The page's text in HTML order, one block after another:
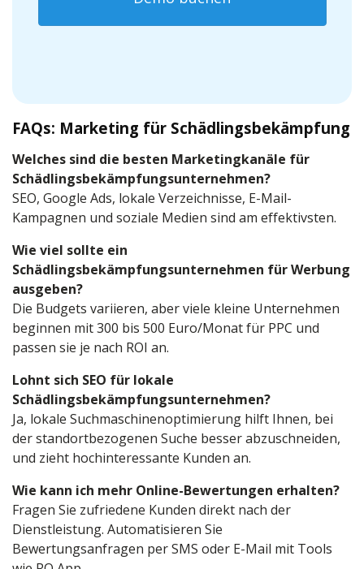
FAQs: Marketing für Schädlingsbekämpfung
Welches sind die besten Marketingkanäle für
Schädlingsbekämpfungsunternehmen?
SEO, Google Ads, lokale Verzeichnisse, E-Mail-
Kampagnen und soziale Medien sind am effektivsten.
Wie viel sollte ein
Schädlingsbekämpfungsunternehmen für Werbung
ausgeben?
Die Budgets variieren, aber viele kleine Unternehmen
beginnen mit 300 bis 500 Euro/Monat für PPC und
passen sie je nach ROI an.
Lohnt sich SEO für lokale
Schädlingsbekämpfungsunternehmen?
Ja, lokale Suchmaschinenoptimierung hilft Ihnen, bei
der standortbezogenen Suche besser abzuschneiden,
und zieht hochinteressante Kunden an.
Wie kann ich mehr Online-Bewertungen erhalten?
Fragen Sie zufriedene Kunden direkt nach der
Dienstleistung. Automatisieren Sie
Bewertungsanfragen per SMS oder E-Mail mit Tools